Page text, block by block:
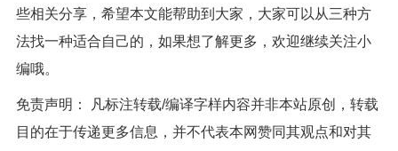
些相关分享，希望本文能帮助到大家，大家可以从三种方
法找一种适合自己的，如果想了解更多，欢迎继续关注小
编哦。
免责声明： 凡标注转载/编译字样内容并非本站原创，转载
目的在于传递更多信息，并不代表本网赞同其观点和对其